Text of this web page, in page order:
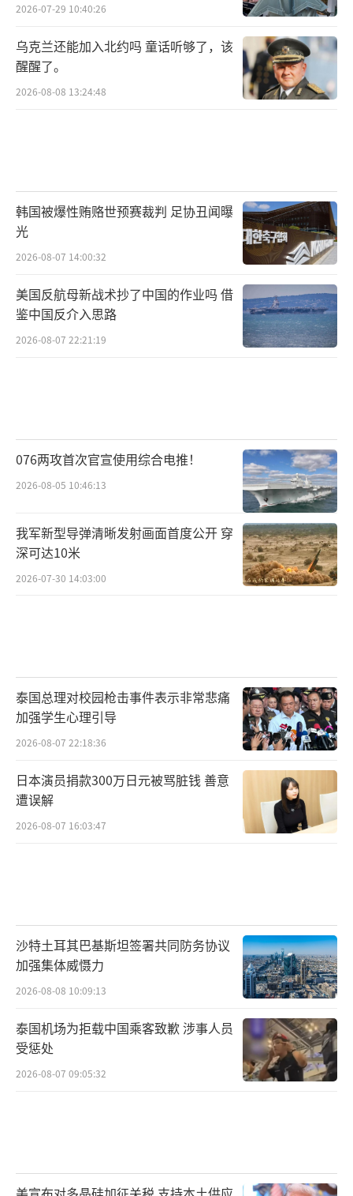
2026-07-29 10:40:26
乌克兰还能加入北约吗 童话听够了，该
醒醒了。
2026-08-08 13:24:48
韩国被爆性贿赂世预赛裁判 足协丑闻曝
光
2026-08-07 14:00:32
美国反航母新战术抄了中国的作业吗 借
鉴中国反介入思路
2026-08-07 22:21:19
076两攻首次官宣使用综合电推！
2026-08-05 10:46:13
我军新型导弹清晰发射画面首度公开 穿
深可达10米
2026-07-30 14:03:00
泰国总理对校园枪击事件表示非常悲痛
加强学生心理引导
2026-08-07 22:18:36
日本演员捐款300万日元被骂脏钱 善意
遭误解
2026-08-07 16:03:47
沙特土耳其巴基斯坦签署共同防务协议
加强集体威慑力
2026-08-08 10:09:13
泰国机场为拒载中国乘客致歉 涉事人员
受惩处
2026-08-07 09:05:32